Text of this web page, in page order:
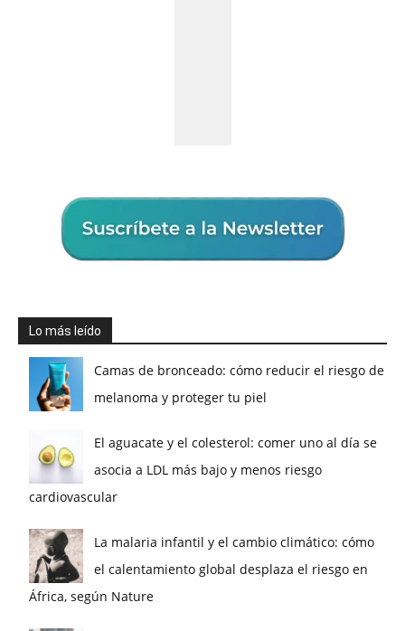
Lo más leído
Camas de bronceado: cómo reducir el riesgo de
melanoma y proteger tu piel
El aguacate y el colesterol: comer uno al día se
asocia a LDL más bajo y menos riesgo
cardiovascular
La malaria infantil y el cambio climático: cómo
el calentamiento global desplaza el riesgo en
África, según Nature